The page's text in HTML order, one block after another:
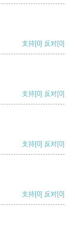
支持[0] 反对[0]
支持[0] 反对[0]
支持[0] 反对[0]
支持[0] 反对[0]